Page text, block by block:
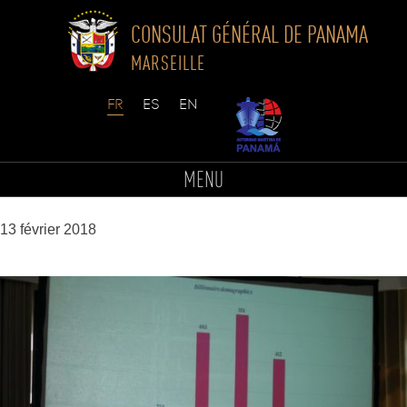
to
CONSULAT GÉNÉRAL DE PANAMA
MARSEILLE
MENU
13 février 2018